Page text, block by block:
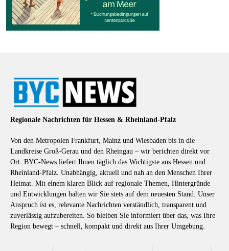
Regionale Nachrichten für Hessen & Rheinland-Pfalz
Von den Metropolen Frankfurt, Mainz und Wiesbaden bis in die
Landkreise Groß-Gerau und den Rheingau – wir berichten direkt vor
Ort. BYC-News liefert Ihnen täglich das Wichtigste aus Hessen und
Rheinland-Pfalz. Unabhängig, aktuell und nah an den Menschen Ihrer
Heimat. Mit einem klaren Blick auf regionale Themen, Hintergründe
und Entwicklungen halten wir Sie stets auf dem neuesten Stand. Unser
Anspruch ist es, relevante Nachrichten verständlich, transparent und
zuverlässig aufzubereiten. So bleiben Sie informiert über das, was Ihre
Region bewegt – schnell, kompakt und direkt aus Ihrer Umgebung.